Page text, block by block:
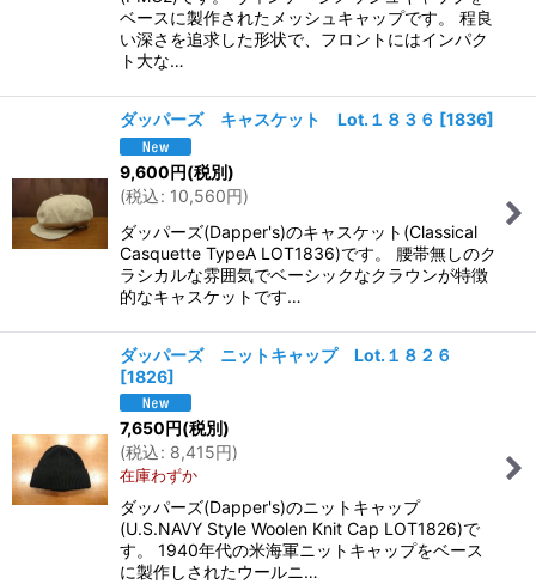
ベースに製作されたメッシュキャップです。 程良
い深さを追求した形状で、フロントにはインパク
ト大な…
ダッパーズ キャスケット Lot.１８３６ [1836]
9,600円(税別)
(税込: 10,560円)
ダッパーズ(Dapper's)のキャスケット(Classical
Casquette TypeA LOT1836)です。 腰帯無しのク
ラシカルな雰囲気でベーシックなクラウンが特徴
的なキャスケットです…
ダッパーズ ニットキャップ Lot.１８２６
[1826]
7,650円(税別)
(税込: 8,415円)
在庫わずか
ダッパーズ(Dapper's)のニットキャップ
(U.S.NAVY Style Woolen Knit Cap LOT1826)で
す。 1940年代の米海軍ニットキャップをベース
に製作しされたウールニ…